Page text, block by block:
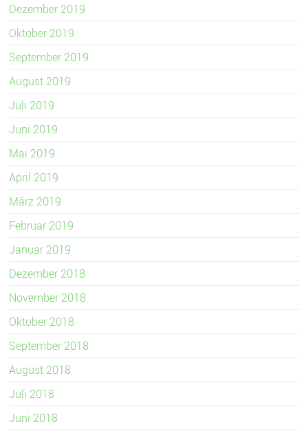
Dezember 2019
Oktober 2019
September 2019
August 2019
Juli 2019
Juni 2019
Mai 2019
April 2019
März 2019
Februar 2019
Januar 2019
Dezember 2018
November 2018
Oktober 2018
September 2018
August 2018
Juli 2018
Juni 2018